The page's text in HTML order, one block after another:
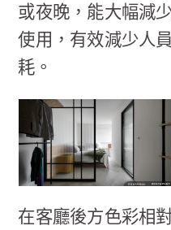
或夜晚，能大幅減
使用，有效減少人
耗。
在客廳後方色彩相